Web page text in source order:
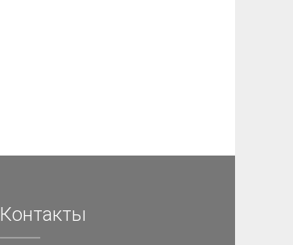
Контакты